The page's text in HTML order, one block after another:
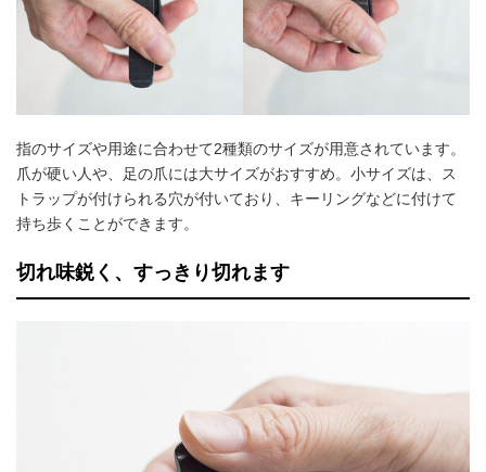
指のサイズや用途に合わせて2種類のサイズが用意されています。
爪が硬い人や、足の爪には大サイズがおすすめ。小サイズは、ス
トラップが付けられる穴が付いており、キーリングなどに付けて
持ち歩くことができます。
切れ味鋭く、すっきり切れます